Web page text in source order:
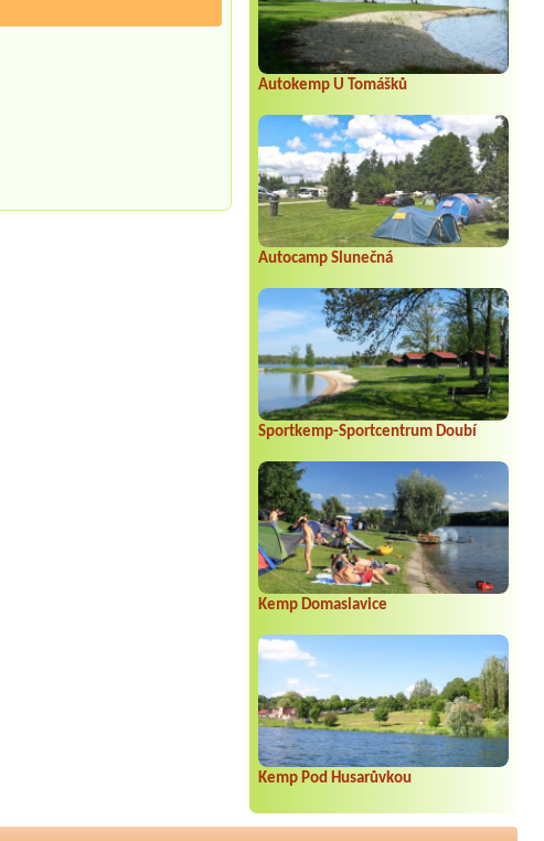
Autokemp U Tomášků
Autocamp Slunečná
Sportkemp-Sportcentrum Doubí
Kemp Domaslavice
Kemp Pod Husarůvkou